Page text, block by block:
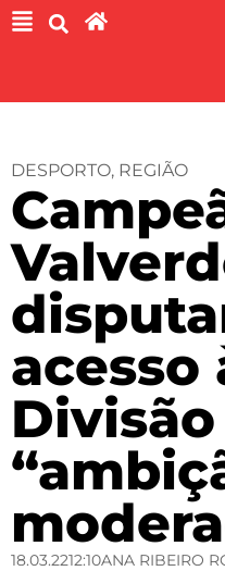
DESPORTO, REGIÃO
acesso
18.03.2212:10ANA RIBEIRO